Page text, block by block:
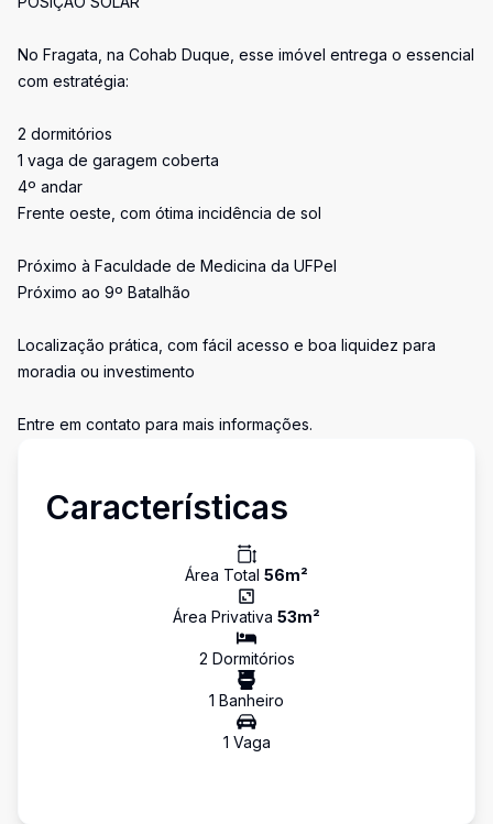
No Fragata, na Cohab Duque, esse imóvel entrega o essencial
com estratégia:
2 dormitórios
1 vaga de garagem coberta
4º andar
Frente oeste, com ótima incidência de sol
Próximo à Faculdade de Medicina da UFPel
Próximo ao 9º Batalhão
Localização prática, com fácil acesso e boa liquidez para
moradia ou investimento
Entre em contato para mais informações.
Características
Área Total 56m²
Área Privativa 53m²
2 Dormitórios
1 Banheiro
1 Vaga